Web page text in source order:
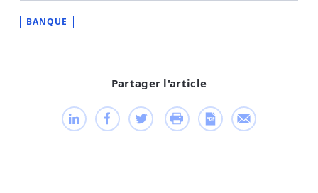
Partager l'article
BANQUE